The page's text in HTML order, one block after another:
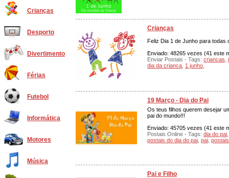
Crianças
Desporto
Divertimento
Férias
Futebol
Informática
Motores
Música
Crianças
Feliz Dia 1 de Junho para todas
Enviado: 48265 vezes (41 este
Enviar Postais - Tags: criancas
dia da crianca 1 junho
19 Março - Dia do Pai
Os teus filhos querem desejar
pai do mundo!!!
Enviado: 45705 vezes (41 este
Postais Online - Tags: dia do pai
postais do dia do pai pai
Pai e Filho